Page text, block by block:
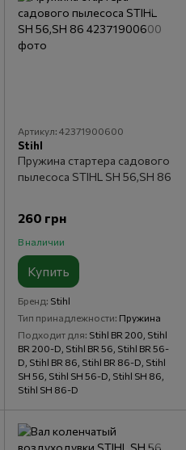
Артикул: 42371900600
Stihl
Пружина стартера садового
пылесоса STIHL SH 56,SH 86
260 грн
В наличии
Купить
Бренд Stihl
Тип принадлежности Пружина
Подходит для Stihl BR 200, Stihl
BR 200-D, Stihl BR 56, Stihl BR 56-
D, Stihl BR 86, Stihl BR 86-D, Stihl
SH 56, Stihl SH 56-D, Stihl SH 86,
Stihl SH 86-D